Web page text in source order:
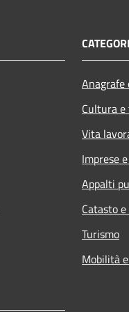
Cultura
Vita
Imprese
Appalti
Catasto
Turismo
Mobilità